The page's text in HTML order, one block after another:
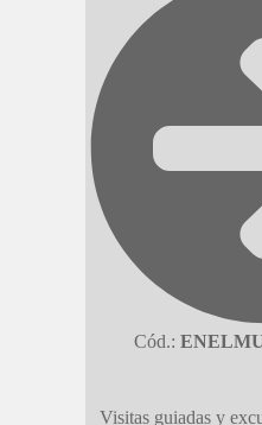
Cód.:
Visitas guiadas y